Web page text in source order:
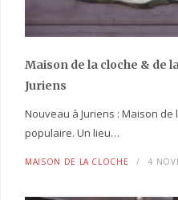
Maison de la cloche & de
Juriens
Nouveau à Juriens : Maison de
populaire. Un lieu…
MAISON DE LA CLOCHE 4